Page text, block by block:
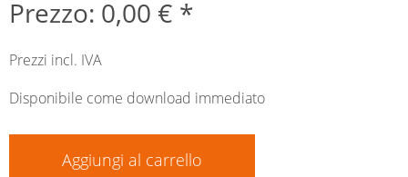
Prezzo: 0,00 € *
Prezzi incl. IVA
Disponibile come download immediato
Aggiungi al carrello